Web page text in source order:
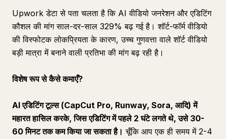
Upwork डेटा से पता चलता है कि AI वीडियो जनरेशन और एडिटिंग
कौशल की मांग साल-दर-साल 329% बढ़ गई है। शॉर्ट-फॉर्म वीडियो
की विस्फोटक लोकप्रियता के कारण, उच्च गुणवत्ता वाले शॉर्ट वीडियो
बड़ी मात्रा में बनाने वाली प्रतिभा की मांग बढ़ रही है।
विशेष रूप से कैसे कमाएँ?
AI एडिटिंग टूल्स (CapCut Pro, Runway, Sora, आदि) में
महारत हासिल करके, जिस एडिटिंग में पहले 2 घंटे लगते थे, उसे 30-
60 मिनट तक कम किया जा सकता है। चूँकि आप एक ही समय में 2-4